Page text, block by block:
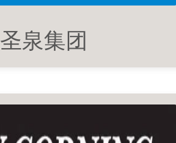
圣泉集团